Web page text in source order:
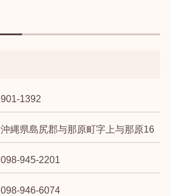
901-1392
沖縄県島尻郡与那原町字上与那原16
098-945-2201
098-946-6074